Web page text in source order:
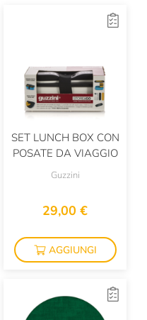
SET LUNCH BOX CON
POSATE DA VIAGGIO
Guzzini
29,00 €
AGGIUNGI